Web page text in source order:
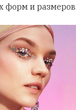
форм и